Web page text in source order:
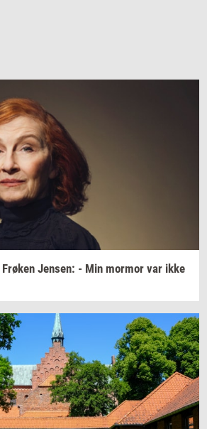
Frø­ken Jen­sen: - Min mor­mor var ikke